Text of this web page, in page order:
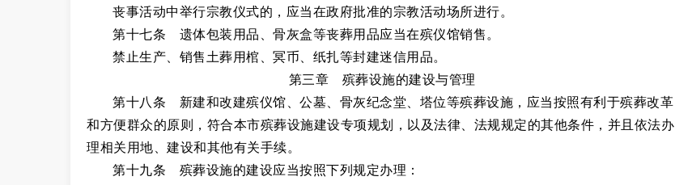
丧事活动中举行宗教仪式的，应当在政府批准的宗教活动场所进行。
第十七条 遗体包装用品、骨灰盒等丧葬用品应当在殡仪馆销售。
禁止生产、销售土葬用棺、冥币、纸扎等封建迷信用品。
第三章 殡葬设施的建设与管理
第十八条 新建和改建殡仪馆、公墓、骨灰纪念堂、塔位等殡葬设施，应当按照有利于殡葬改革
和方便群众的原则，符合本市殡葬设施建设专项规划，以及法律、法规规定的其他条件，并且依法办
理相关用地、建设和其他有关手续。
第十九条 殡葬设施的建设应当按照下列规定办理：